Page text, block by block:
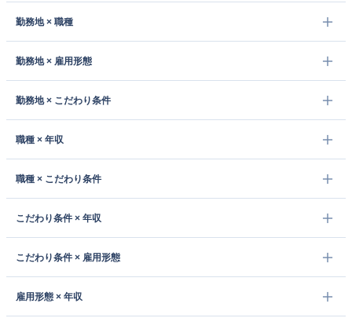
勤務地 × 職種
勤務地 × 雇用形態
勤務地 × こだわり条件
職種 × 年収
職種 × こだわり条件
こだわり条件 × 年収
こだわり条件 × 雇用形態
雇用形態 × 年収